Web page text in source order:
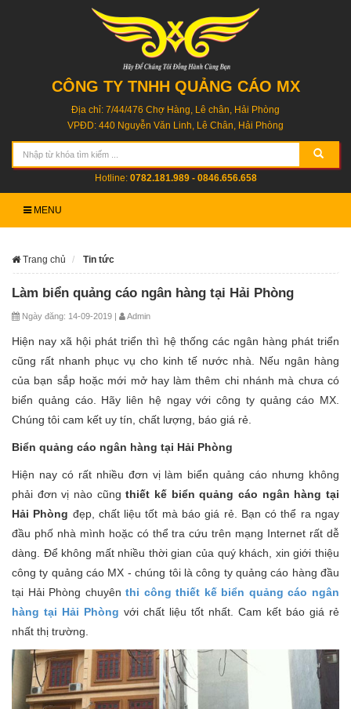
CÔNG TY TNHH QUẢNG CÁO MX
Địa chỉ: 7/44/476 Chợ Hàng, Lê chân, Hải Phòng
VPĐD: 440 Nguyễn Văn Linh, Lê Chân, Hải Phòng
Hotline: 0782.181.989 - 0846.656.658
MENU
Trang chủ Tin tức
Làm biển quảng cáo ngân hàng tại Hải Phòng
Ngày đăng: 14-09-2019 | Admin
Hiện nay xã hội phát triển thì hệ thống các ngân hàng phát triển
cũng rất nhanh phục vụ cho kinh tế nước nhà. Nếu ngân hàng
của bạn sắp hoặc mới mở hay làm thêm chi nhánh mà chưa có
biển quảng cáo. Hãy liên hệ ngay với công ty quảng cáo MX.
Chúng tôi cam kết uy tín, chất lượng, báo giá rẻ.
Biển quảng cáo ngân hàng tại Hải Phòng
Hiện nay có rất nhiều đơn vị làm biển quảng cáo nhưng không
phải đơn vị nào cũngthiết kế biển quảng cáo ngân hàng tại
Hải Phòng đẹp, chất liệu tốt mà báo giá rẻ. Bạn có thể ra ngay
đầu phố nhà mình hoặc có thể tra cứu trên mạng Internet rất dễ
dàng. Để không mất nhiều thời gian của quý khách, xin giới thiệu
công ty quảng cáo MX - chúng tôi là công ty quảng cáo hàng đầu
tại Hải Phòng chuyênthi công thiết kế biển quảng cáo ngân
hàng tại Hải Phòng với chất liệu tốt nhất. Cam kết báo giá rẻ
nhất thị trường.